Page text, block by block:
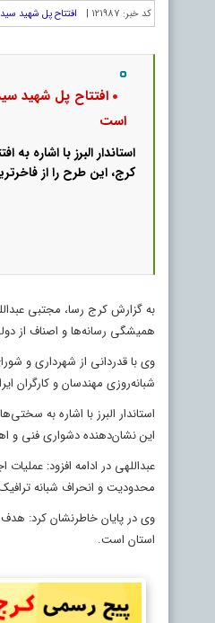
کد خبر: 121987 | افتتاح پل شهید
افتتاح پل شهید
است
کرج، این طرح را از
به گزارش کرج رسا، مجتبی
همیشگی رسانه‌ها و اصناف از
وی با قدردانی از شهرداری و
شبانه‌روزی مهندسان و کارگران
این نشان‌دهنده دشواری فنی و
محدودیت و انحراف شبانه
وی در پایان خاطرنشان کرد: هدف
استان است.